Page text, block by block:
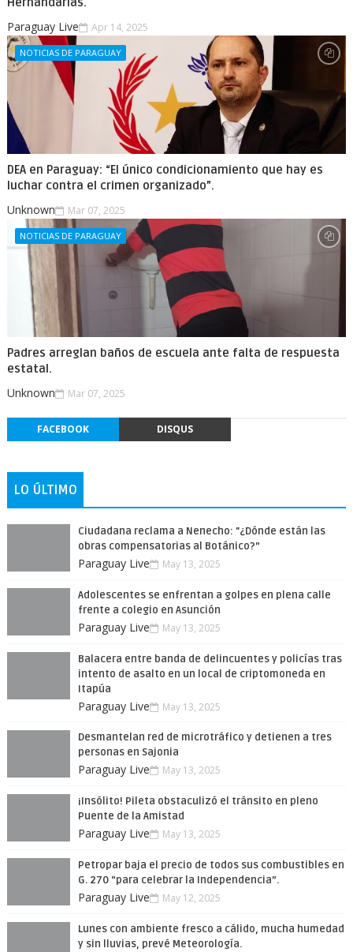
Paraguay Live Apr 14, 2025
NOTICIAS DE PARAGUAY
DEA en Paraguay: “El único condicionamiento que hay es
luchar contra el crimen organizado”.
Unknown Mar 07, 2025
NOTICIAS DE PARAGUAY
Padres arreglan baños de escuela ante falta de respuesta
estatal.
Unknown Mar 07, 2025
FACEBOOK DISQUS
LO ÚLTIMO
Ciudadana reclama a Nenecho: "¿Dónde están las
obras compensatorias al Botánico?”
Paraguay Live May 13, 2025
Adolescentes se enfrentan a golpes en plena calle
frente a colegio en Asunción
Paraguay Live May 13, 2025
Balacera entre banda de delincuentes y policías tras
intento de asalto en un local de criptomoneda en
Itapúa
Paraguay Live May 13, 2025
Desmantelan red de microtráfico y detienen a tres
personas en Sajonia
Paraguay Live May 13, 2025
¡Insólito! Pileta obstaculizó el tránsito en pleno
Puente de la Amistad
Paraguay Live May 13, 2025
Petropar baja el precio de todos sus combustibles en
G. 270 “para celebrar la Independencia”.
Paraguay Live May 12, 2025
Lunes con ambiente fresco a cálido, mucha humedad
y sin lluvias, prevé Meteorología.